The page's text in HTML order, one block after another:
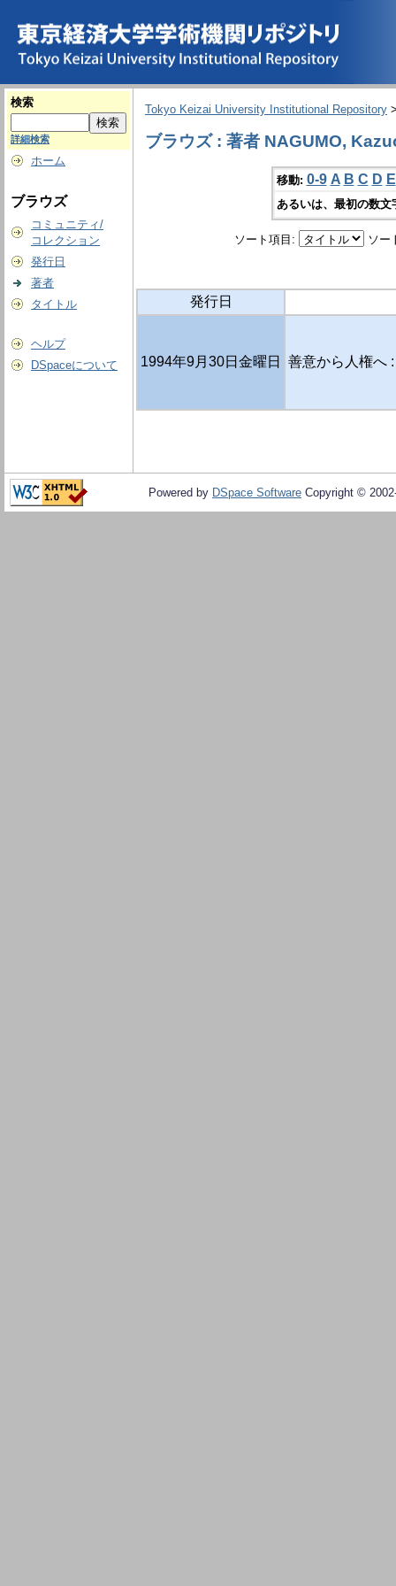
検索
詳細検索
ホーム
ブラウズ
コミュニティ/
コレクション
発行日
著者
タイトル
ヘルプ
DSpaceについて
Tokyo Keizai University Institutional Repository
ブラウズ : 著者 NAGUMO,
移動: 0-9 A B C D E
あるいは、最初の数
ソート項目: ソー
発行日
1994年9月30日金曜日 善意から人権へ
Powered by DSpace Software Copyright ©